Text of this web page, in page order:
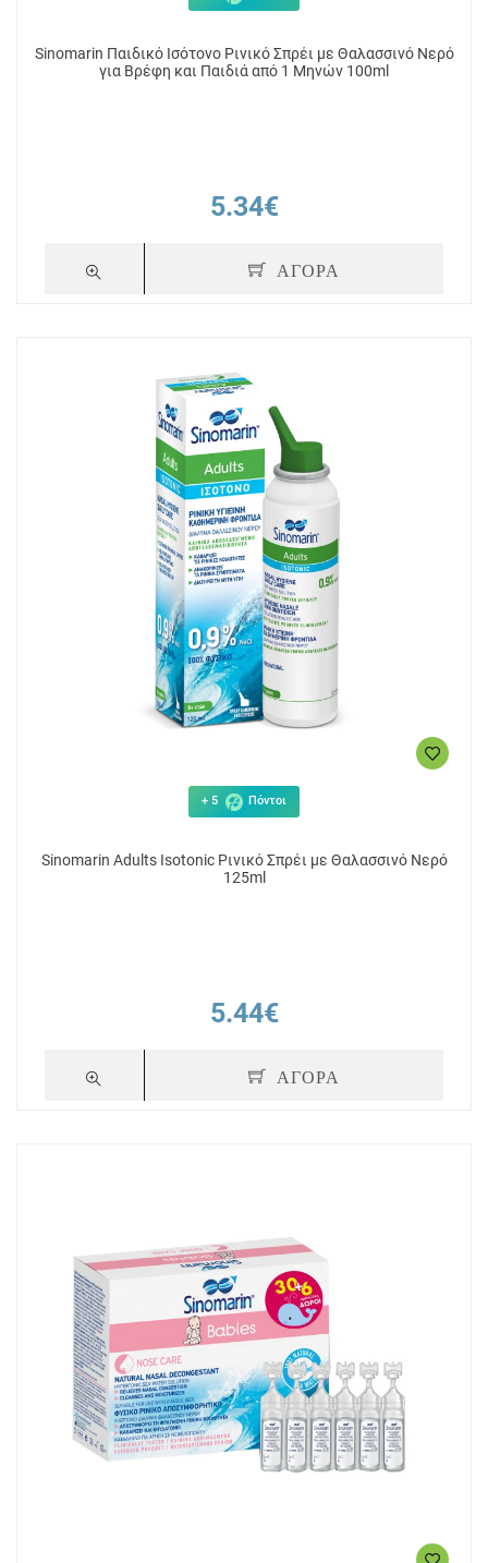
Sinomarin Παιδικό Ισότονο Ρινικό Σπρέι με Θαλασσινό Νερό
για Βρέφη και Παιδιά από 1 Μηνών 100ml
5.34€
ΑΓΟΡΑ
+ 5 Πόντοι
Sinomarin Adults Isotonic Ρινικό Σπρέι με Θαλασσινό Νερό
125ml
5.44€
ΑΓΟΡΑ